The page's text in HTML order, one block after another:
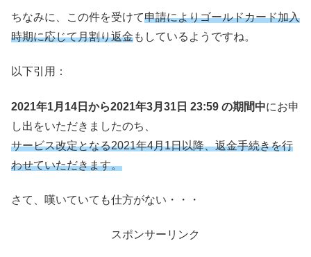
ちなみに、この件を受けて申請によりゴールドカード加入
時期に応じて月割り返金もしているようですね。
以下引用：
2021年1月14日から2021年3月31日 23:59 の期間中にお申
し出をいただきましたのち、
サービス改定となる2021年4月1日以降、返金手続きを行
わせていただきます。
さて、嘆いていても仕方がない・・・
スポンサーリンク